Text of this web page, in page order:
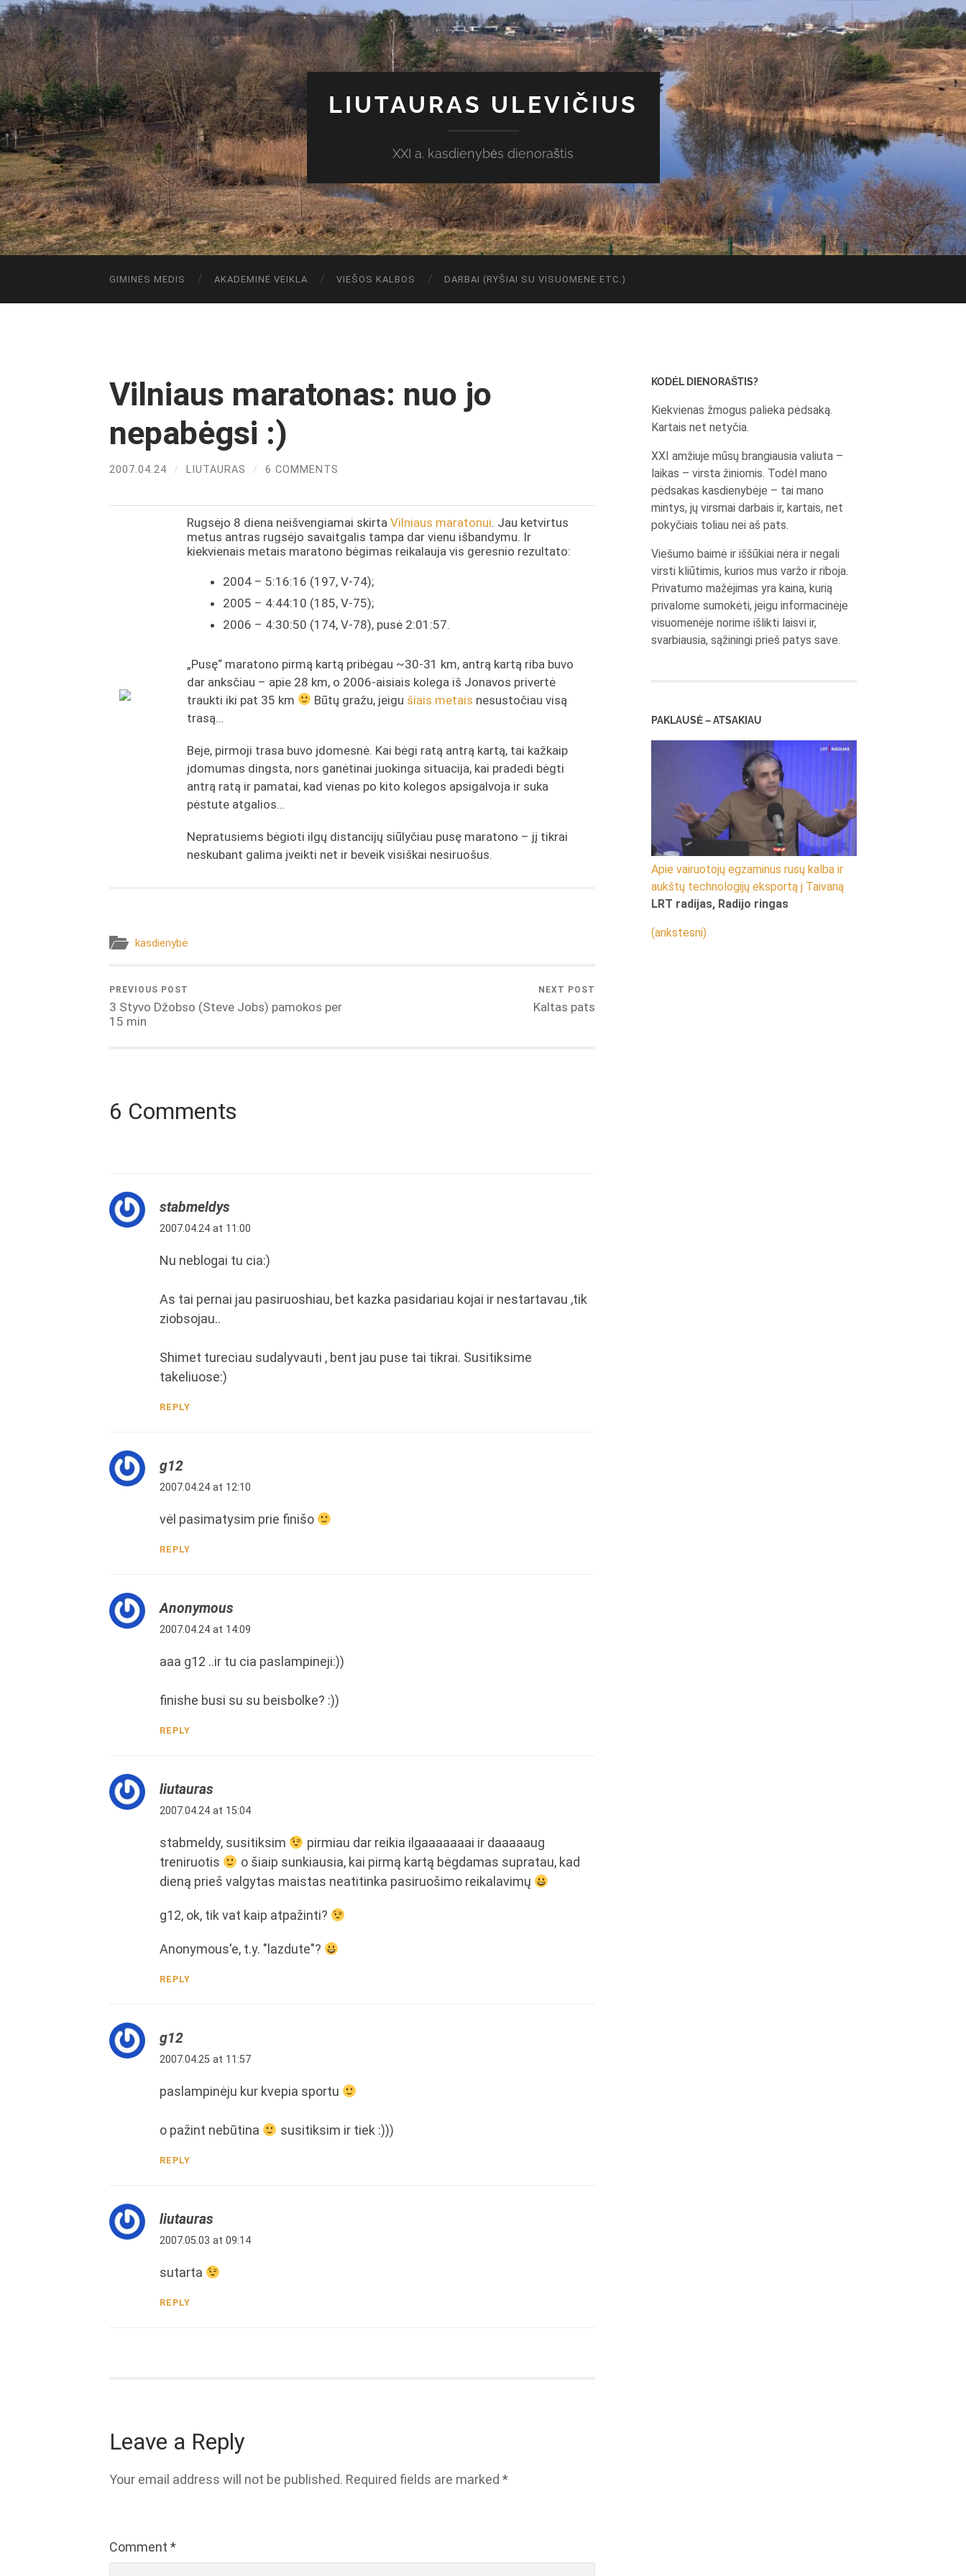
LIUTAURAS ULEVIČIUS
XXI a. kasdienybės dienoraštis
GIMINĖS MEDIS AKADEMINĖ VEIKLA VIEŠOS KALBOS DARBAI (RYŠIAI SU VISUOMENE ETC.)
Vilniaus maratonas: nuo jo
nepabėgsi :)
2007.04.24 / LIUTAURAS / 6 COMMENTS
Rugsėjo 8 diena neišvengiamai skirta Vilniaus maratonui. Jau ketvirtus
metus antras rugsėjo savaitgalis tampa dar vienu išbandymu. Ir
kiekvienais metais maratono bėgimas reikalauja vis geresnio rezultato:
2004 – 5:16:16 (197, V-74);
2005 – 4:44:10 (185, V-75);
2006 – 4:30:50 (174, V-78), pusė 2:01:57.
„Pusę“ maratono pirmą kartą pribėgau ~30-31 km, antrą kartą riba buvo
dar anksčiau – apie 28 km, o 2006-aisiais kolega iš Jonavos privertė
traukti iki pat 35 km
Būtų gražu, jeigu šiais metais nesustočiau visą
trasą…
Beje, pirmoji trasa buvo įdomesnė. Kai bėgi ratą antrą kartą, tai kažkaip
įdomumas dingsta, nors ganėtinai juokinga situacija, kai pradedi bėgti
antrą ratą ir pamatai, kad vienas po kito kolegos apsigalvoja ir suka
pėstute atgalios…
Nepratusiems bėgioti ilgų distancijų siūlyčiau pusę maratono – jį tikrai
neskubant galima įveikti net ir beveik visiškai nesiruošus.
kasdienybė
PREVIOUS POST
3 Styvo Džobso (Steve Jobs) pamokos per
15 min
NEXT POST
Kaltas pats
6 Comments
stabmeldys
2007.04.24 at 11:00
Nu neblogai tu cia:)
As tai pernai jau pasiruoshiau, bet kazka pasidariau kojai ir nestartavau ,tik
ziobsojau..
Shimet tureciau sudalyvauti , bent jau puse tai tikrai. Susitiksime
takeliuose:)
REPLY
g12
2007.04.24 at 12:10
vėl pasimatysim prie finišo
REPLY
Anonymous
2007.04.24 at 14:09
aaa g12 ..ir tu cia paslampineji:))
finishe busi su su beisbolke? :))
REPLY
liutauras
2007.04.24 at 15:04
stabmeldy, susitiksim
pirmiau dar reikia ilgaaaaaaai ir daaaaaug
treniruotis
o šiaip sunkiausia, kai pirmą kartą bėgdamas supratau, kad
dieną prieš valgytas maistas neatitinka pasiruošimo reikalavimų
g12, ok, tik vat kaip atpažinti?
Anonymous'e, t.y. "lazdute"?
REPLY
g12
2007.04.25 at 11:57
paslampinėju kur kvepia sportu
o pažint nebūtina susitiksim ir tiek :)))
REPLY
liutauras
2007.05.03 at 09:14
sutarta
REPLY
Leave a Reply
Your email address will not be published. Required fields are marked *
Comment *
KODĖL DIENORAŠTIS?
Kiekvienas žmogus palieka pėdsaką.
Kartais net netyčia.
XXI amžiuje mūsų brangiausia valiuta –
laikas – virsta žiniomis. Todėl mano
pėdsakas kasdienybėje – tai mano
mintys, jų virsmai darbais ir, kartais, net
pokyčiais toliau nei aš pats.
Viešumo baimė ir iššūkiai nėra ir negali
virsti kliūtimis, kurios mus varžo ir riboja.
Privatumo mažėjimas yra kaina, kurią
privalome sumokėti, jeigu informacinėje
visuomenėje norime išlikti laisvi ir,
svarbiausia, sąžiningi prieš patys save.
PAKLAUSĖ – ATSAKIAU
Apie vairuotojų egzaminus rusų kalba ir
aukštų technologijų eksportą į Taivaną
LRT radijas, Radijo ringas
(ankstesni)